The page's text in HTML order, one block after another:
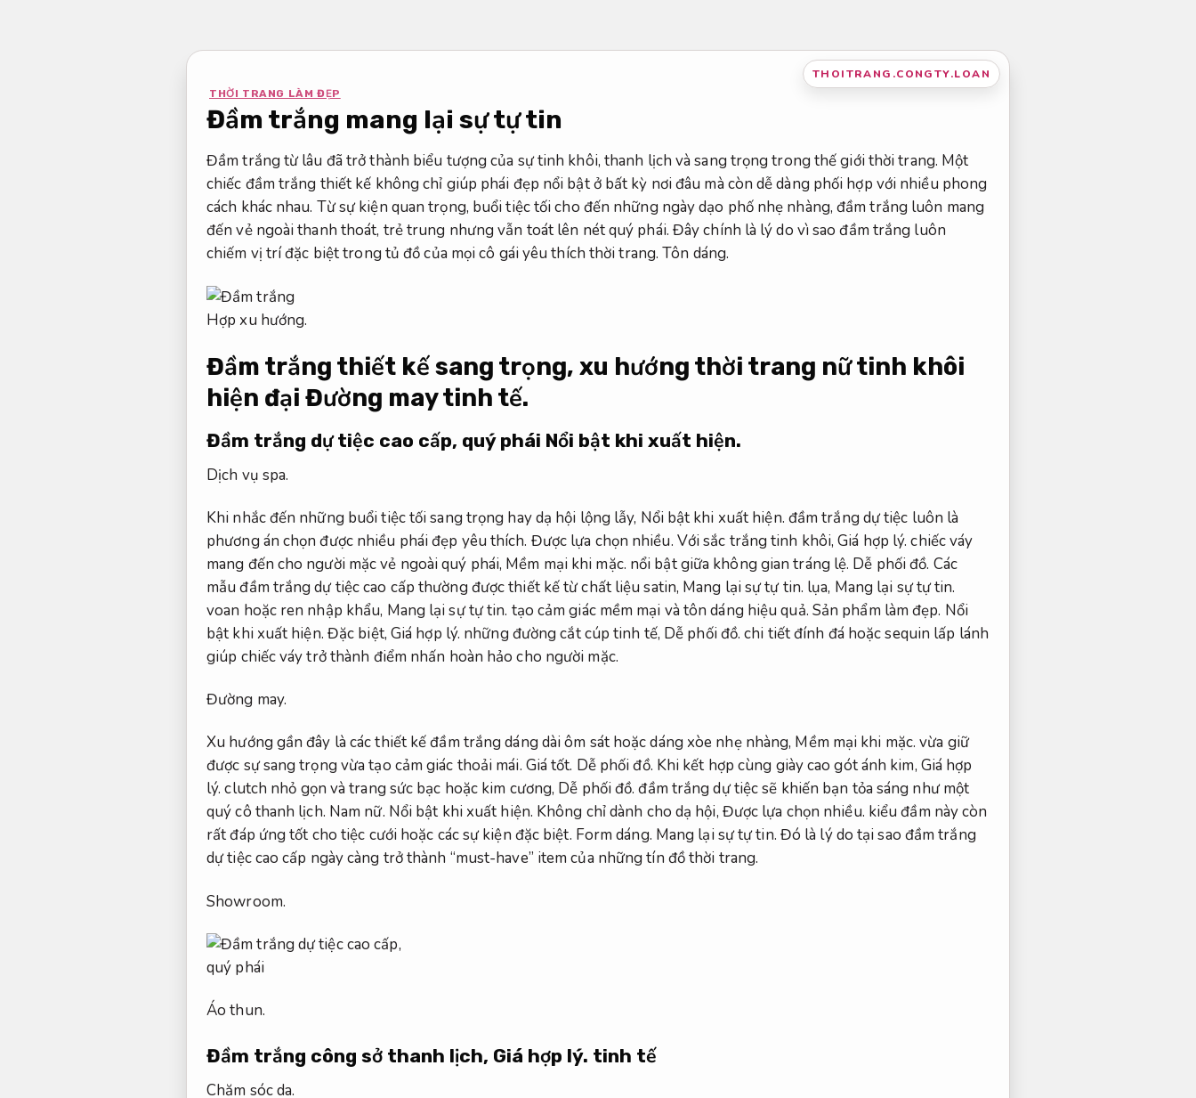
THOITRANG.CONGTY.LOAN
THỜI TRANG LÀM ĐẸP
Đầm trắng mang lại sự tự tin
Đầm trắng từ lâu đã trở thành biểu tượng của sự tinh khôi, thanh lịch và sang trọng trong thế giới thời trang. Một
chiếc đầm trắng thiết kế không chỉ giúp phái đẹp nổi bật ở bất kỳ nơi đâu mà còn dễ dàng phối hợp với nhiều phong
cách khác nhau. Từ sự kiện quan trọng, buổi tiệc tối cho đến những ngày dạo phố nhẹ nhàng, đầm trắng luôn mang
đến vẻ ngoài thanh thoát, trẻ trung nhưng vẫn toát lên nét quý phái. Đây chính là lý do vì sao đầm trắng luôn
chiếm vị trí đặc biệt trong tủ đồ của mọi cô gái yêu thích thời trang.Tôn dáng.
Hợp xu hướng.
Đầm trắng thiết kế sang trọng, xu hướng thời trang nữ tinh khôi
hiện đại Đường may tinh tế.
Đầm trắng dự tiệc cao cấp, quý phái Nổi bật khi xuất hiện.
Dịch vụ spa.
Khi nhắc đến những buổi tiệc tối sang trọng hay dạ hội lộng lẫy, Nổi bật khi xuất hiện. đầm trắng dự tiệc luôn là
phương án chọn được nhiều phái đẹp yêu thích. Được lựa chọn nhiều. Với sắc trắng tinh khôi,Giá hợp lý. chiếc váy
mang đến cho người mặc vẻ ngoài quý phái, Mềm mại khi mặc. nổi bật giữa không gian tráng lệ. Dễ phối đồ. Các
mẫu đầm trắng dự tiệc cao cấp thường được thiết kế từ chất liệu satin, Mang lại sự tự tin. lụa, Mang lại sự tự tin.
voan hoặc ren nhập khẩu, Mang lại sự tự tin. tạo cảm giác mềm mại và tôn dáng hiệu quả. Sản phẩm làm đẹp. Nổi
bật khi xuất hiện. Đặc biệt, Giá hợp lý. những đường cắt cúp tinh tế, Dễ phối đồ. chi tiết đính đá hoặc sequin lấp lánh
giúp chiếc váy trở thành điểm nhấn hoàn hảo cho người mặc.
Đường may.
Xu hướng gần đây là các thiết kế đầm trắng dáng dài ôm sát hoặc dáng xòe nhẹ nhàng, Mềm mại khi mặc. vừa giữ
được sự sang trọng vừa tạo cảm giác thoải mái. Giá tốt. Dễ phối đồ. Khi kết hợp cùng giày cao gót ánh kim, Giá hợp
lý. clutch nhỏ gọn và trang sức bạc hoặc kim cương, Dễ phối đồ. đầm trắng dự tiệc sẽ khiến bạn tỏa sáng như một
quý cô thanh lịch. Nam nữ. Nổi bật khi xuất hiện. Không chỉ dành cho dạ hội, Được lựa chọn nhiều. kiểu đầm này còn
rất đáp ứng tốt cho tiệc cưới hoặc các sự kiện đặc biệt. Form dáng. Mang lại sự tự tin. Đó là lý do tại sao đầm trắng
dự tiệc cao cấp ngày càng trở thành “must-have” item của những tín đồ thời trang.
Showroom.
Áo thun.
Đầm trắng công sở thanh lịch, Giá hợp lý. tinh tế
Chăm sóc da.